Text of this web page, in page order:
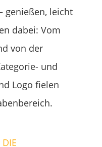
genießen, leicht
dabei: Vom
von der
und
Logo fielen